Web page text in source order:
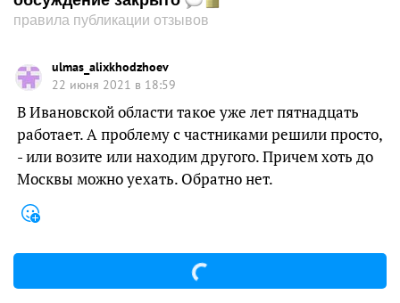
правила публикации отзывов
ulmas_alixkhodzhoev
22 июня 2021 в 18:59
В Ивановской области такое уже лет пятнадцать
работает. А проблему с частниками решили просто,
- или возите или находим другого. Причем хоть до
Москвы можно уехать. Обратно нет.